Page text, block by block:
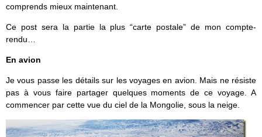
comprends mieux maintenant.
Ce post sera la partie la plus “carte postale” de mon compte-
rendu…
En avion
Je vous passe les détails sur les voyages en avion. Mais ne résiste
pas à vous faire partager quelques moments de ce voyage. A
commencer par cette vue du ciel de la Mongolie, sous la neige.